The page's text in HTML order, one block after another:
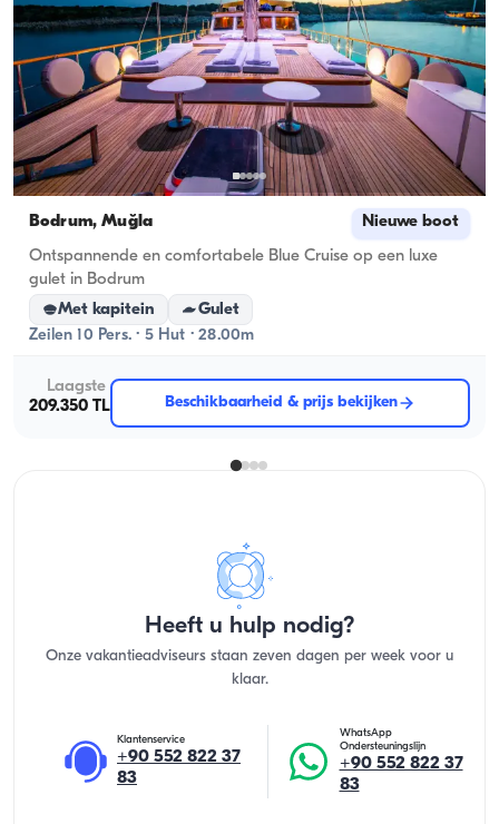
Bodrum, Muğla Nieuwe boot
Ontspannende en comfortabele Blue Cruise op een luxe
gulet in Bodrum
Met kapitein
Gulet
Zeilen 10 Pers. · 5 Hut · 28.00m
Laagste
209.350 TL
Beschikbaarheid & prijs bekijken
Heeft u hulp nodig?
Onze vakantieadviseurs staan zeven dagen per week voor u
klaar.
Klantenservice
+90 552 822 37
83
WhatsApp
Ondersteuningslijn
+90 552 822 37
83